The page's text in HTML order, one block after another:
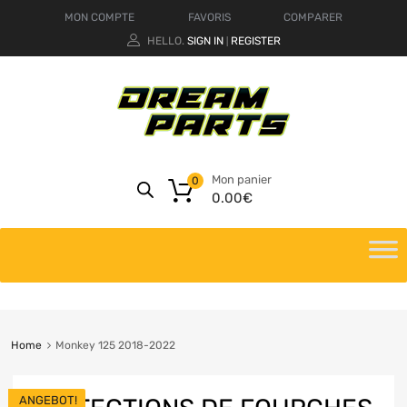
MON COMPTE FAVORIS
COMPARER
HELLO. SIGN IN REGISTER
Mon panier
0.00€
0
Home Monkey 125 2018-2022
ANGEBOT!